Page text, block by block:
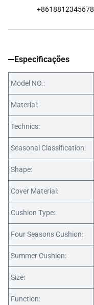
+8618812345678
Especificações
Model NO.:
Material:
Technics:
Seasonal Classification:
Shape:
Cover Material:
Cushion Type:
Four Seasons Cushion:
Summer Cushion:
Size:
Function: